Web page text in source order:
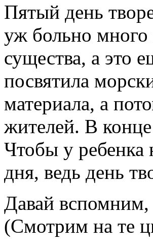
Пятый день
уж больно
существа, а это
посвятила
материала, а
жителей. В
Чтобы у ребенка
дня, ведь день
Давай вспомним,
(Смотрим на те